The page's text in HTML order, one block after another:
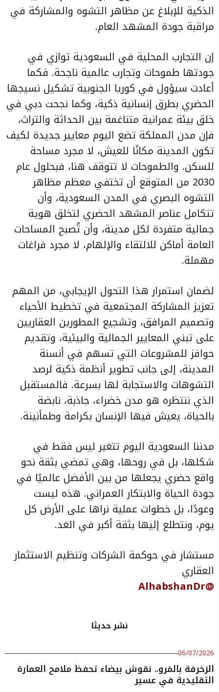
الذكية للإبلاغ عن مظاهر التشوه والمشاركة في
مراقبة جودة المشهد العام.
إن التجارب المحلية في السعودية توازي في
جودتها طموحات وتجارب عالمية ناجحة. فكما
أعادت سيؤول في كوريا الجنوبية تشكيل نسيجها
الحضري بطرق إنسانية ذكية، وكما نجحت دبي في
خلق بيئة عمرانية متناغمة بين الحداثة والتراث،
فإن مدن المملكة تضع اليوم معايير جديدة لكيف
تكون المدينة مكانًا للعيش، لا مجرد مساحة
للسكن. والطموحات لا تتوقف هنا، فبحلول عام
2030 من المتوقع أن تختفي معظم مظاهر
التشوه البصري في المدن السعودية، وأن
تتكامل عناصر المشهد الحضري لتخلق هوية
جمالية متفردة لكل مدينة، وأن تُصبح المساحات
العامة أماكن للالتقاء والإلهام، لا مجرد فراغات
مهملة.
لضمان استمرار هذا التحول الإيجابي، من المهم
تعزيز المشاركة المجتمعية في تخطيط الأحياء
وتصميم المرافق، وتشجيع المطورين العقاريين
على تبني المعايير الجمالية والبيئية، وتقديم
حوافز للمشروعات التي تسهم في أنسنة
المدينة، إلى جانب تطوير أنظمة ذكية لرصد
التشوهات والاستجابة لها بسرعة. فالمستقبل
الذي ننتظره هو مدن خضراء، جاذبة، نابضة
بالحياة، يعيش فيها الإنسان بكرامة وطمأنينة.
مدننا السعودية اليوم تتغير ليس فقط في
شكلها، بل في روحها، وهي تمضي بثقة نحو
واقع حضري يجعلها من بين الأفضل عالميًا في
جودة الحياة والابتكار العمراني. هذه ليست
وعودًا، بل خطوات عملية نراها على الأرض كل
يوم، ونتطلع إليها بثقة أكبر في الغد.
مستشار في حوكمة الشركات وتنظيم الاستثمار
العقاري
@AlhabshanDr
نشر حديثا
06/07/2026
الزخرفة بالمَرو.. نقوش بيضاء تحفظ ملامح العمارة
التقليدية في عسير